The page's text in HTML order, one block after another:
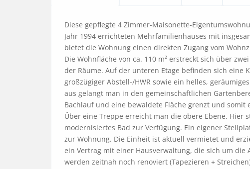
Diese gepflegte 4 Zimmer-Maisonette-
Jahr 1994 errichteten Mehrfamilienhauses mit
bietet die Wohnung einen direkten Zugang vom
Die Wohnfläche von ca. 110 m² erstreckt sich über
der Räume. Auf der unteren Etage befinden sich eine
großzügiger Abstell-/HWR sowie ein helles,
aus gelangt man in den gemeinschaftlichen
Bachlauf und eine bewaldete Fläche grenzt und
Über eine Treppe erreicht man die obere Ebene. Hier
modernisiertes Bad zur Verfügung. Ein eigener
zur Wohnung. Die Einheit ist aktuell vermietet und
ein Vertrag mit einer Hausverwaltung, die sich um die
werden zeitnah noch renoviert (Tapezieren +